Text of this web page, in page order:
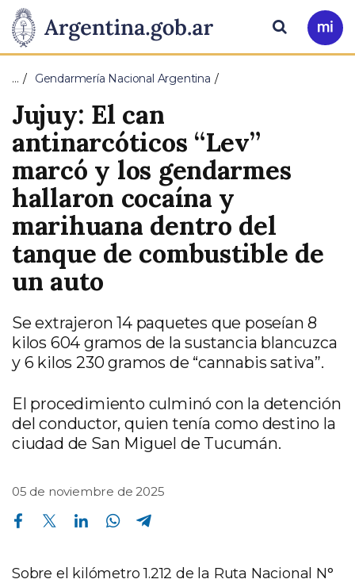
Presidencia
de
la
Nación
Pasar al contenido principal
Ir
a
Buscar
… Gendarmería Nacional Argentina
Jujuy: El can
antinarcóticos “Lev”
marcó y los gendarmes
hallaron cocaína y
marihuana dentro del
tanque de combustible de
un auto
Se extrajeron 14 paquetes que poseían 8
kilos 604 gramos de la sustancia blancuzca
y 6 kilos 230 gramos de “cannabis sativa”.
El procedimiento culminó con la detención
del conductor, quien tenía como destino la
ciudad de San Miguel de Tucumán.
05 de noviembre de 2025
Compartir en Facebook Compartir en Twitter Compartir en Linkedin Compartir en Whatsapp
Sobre el kilómetro 1.212 de la Ruta Nacional N°